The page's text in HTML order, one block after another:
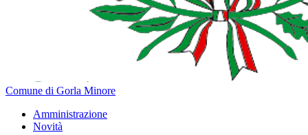
Comune di Gorla Minore
Amministrazione
Novità